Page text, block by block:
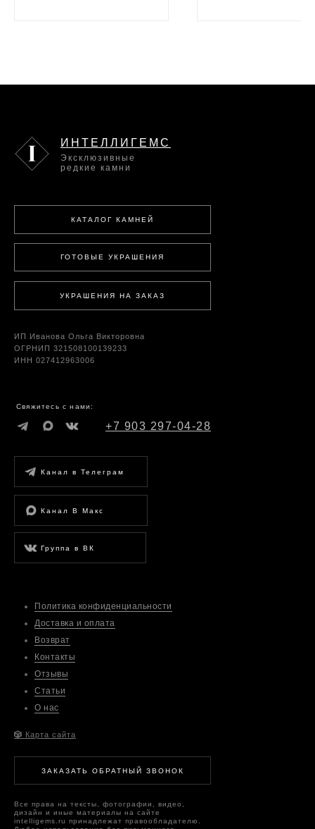
ЗАКАЗАТЬ ОБРАТНЫЙ ЗВОНОК
Все права на тексты, фотографии, видео,
дизайн и иные материалы на сайте
intelligems.ru принадлежат правообладателю.
КАТАЛОГ КАМНЕЙ
УКРАШЕНИЯ НА ЗАКАЗ
ГОТОВЫЕ УКРАШЕНИЯ
Эксклюзивные
редкие камни
ИНТЕЛЛИГЕМС
Политика конфиденциальности
Доставка и оплата
Возврат
Контакты
Отзывы
Статьи
О нас
+7 903 297-04-28
Канал В Макс
Группа в ВК
Канал в Телеграм
Свяжитесь с нами:
🎲 Карта сайта
ИП Иванова Ольга Викторовна
ОГРНИП 321508100139233
ИНН 027412963006